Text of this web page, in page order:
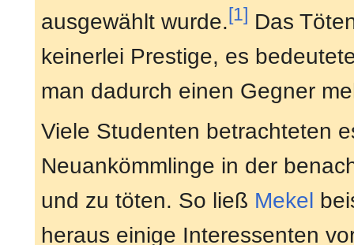
ausgewählt wurde.[1] Das
keinerlei Prestige, es
man dadurch einen Gegner
Viele Studenten betrachteten
Neuankömmlinge in der
und zu töten. So ließ Mekel
heraus einige Interessenten